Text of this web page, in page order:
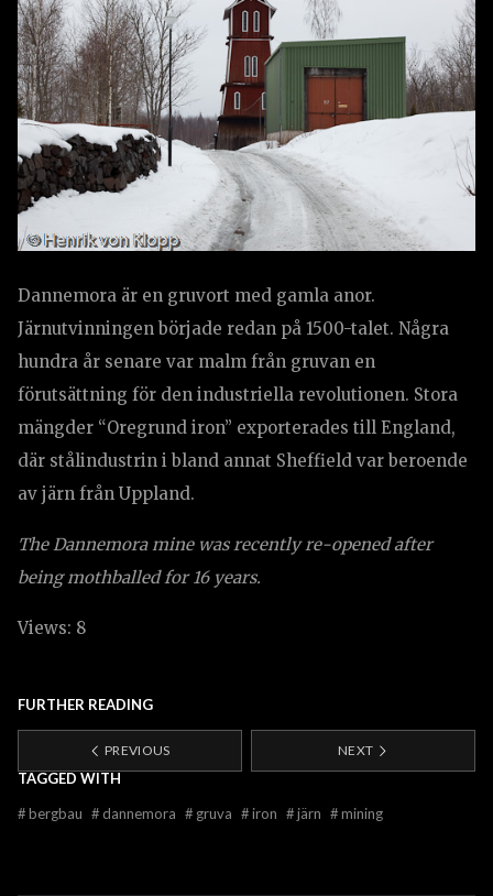
Dannemora är en gruvort med gamla anor.
Järnutvinningen började redan på 1500-talet. Några
hundra år senare var malm från gruvan en
förutsättning för den industriella revolutionen. Stora
mängder “Oregrund iron” exporterades till England,
där stålindustrin i bland annat Sheffield var beroende
av järn från Uppland.
The Dannemora mine was recently re-opened after
being mothballed for 16 years.
Views: 8
FURTHER READING
PREVIOUS NEXT
TAGGED WITH
#bergbau # dannemora # gruva #iron #järn #mining